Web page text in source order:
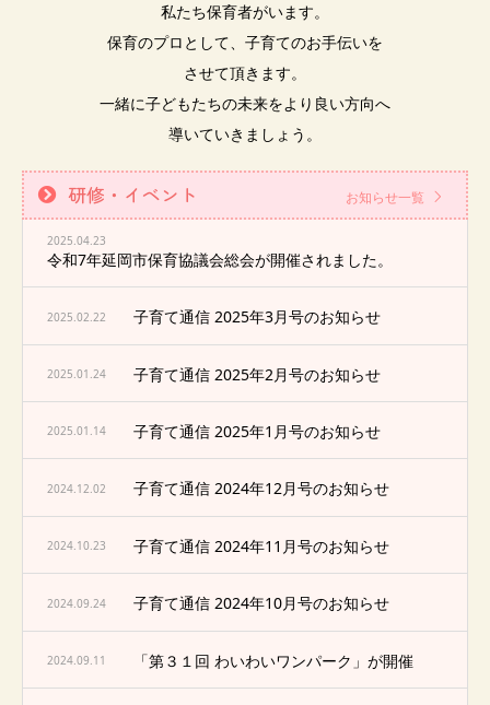
私たち保育者がいます。
保育のプロとして、子育てのお手伝いを
させて頂きます。
一緒に子どもたちの未来をより良い方向へ
導いていきましょう。
研修・イベント お知らせ一覧
2025.04.23
令和7年延岡市保育協議会総会が開催されました。
2025.02.22 子育て通信 2025年3月号のお知らせ
2025.01.24 子育て通信 2025年2月号のお知らせ
2025.01.14 子育て通信 2025年1月号のお知らせ
2024.12.02 子育て通信 2024年12月号のお知らせ
2024.10.23 子育て通信 2024年11月号のお知らせ
2024.09.24 子育て通信 2024年10月号のお知らせ
2024.09.11 「第３１回 わいわいワンパーク」が開催